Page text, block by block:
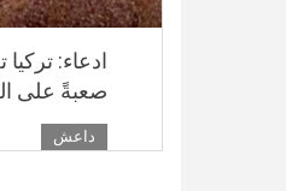
ادعاء:
صعبةً على
داعش